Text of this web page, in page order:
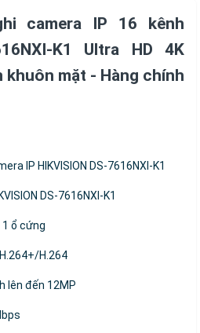
camera IP 16 kênh
K1 Ultra HD 4K
khuôn mặt - Hàng chính
IP HIKVISION DS-7616NXI-K1
DS-7616NXI-K1
1 ổ cứng
H.264
lên đến 12MP